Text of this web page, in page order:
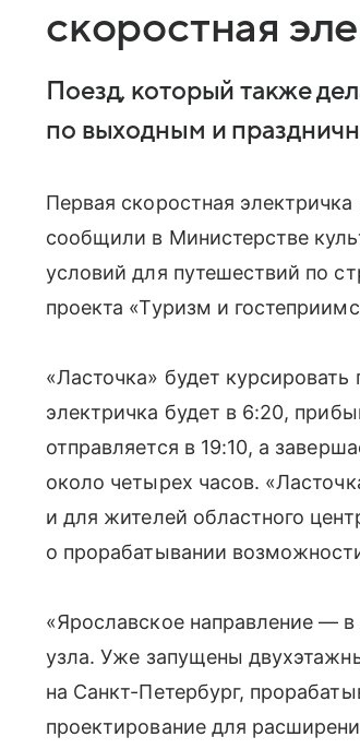
скоростная
Поезд, который также
по выходным и
Первая скоростная
сообщили в Министерстве
условий для путешествий по
проекта «Туризм и
«Ласточка» будет
электричка будет в 6:20,
отправляется в 19:10, а
около четырех часов.
и для жителей областного
о прорабатывании
«Ярославское направление — в
узла. Уже запущены
на Санкт-Петербург,
проектирование для